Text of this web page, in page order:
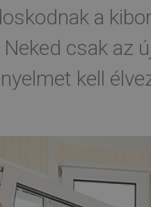
a
csak az
kell